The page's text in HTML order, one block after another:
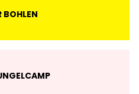
BOHLEN